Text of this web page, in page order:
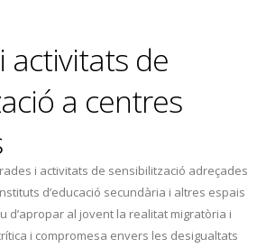
activitats de
a centres
i activitats de sensibilització adreçades
d’educació secundària i altres espais
d’apropar al jovent la realitat migratòria i
i compromesa envers les desigualtats